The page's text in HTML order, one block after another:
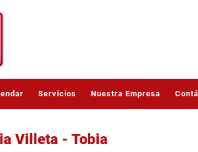
Servicios Nuestra Empresa
Villeta - Tobia